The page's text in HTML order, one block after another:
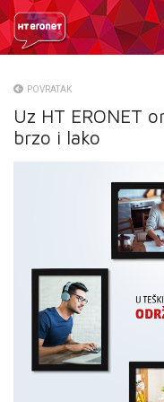
O NAMA
KONTAKTI
MOJ PROFIL
E-RAČUN
POVRATAK
Uz HT ERONET
brzo i lako